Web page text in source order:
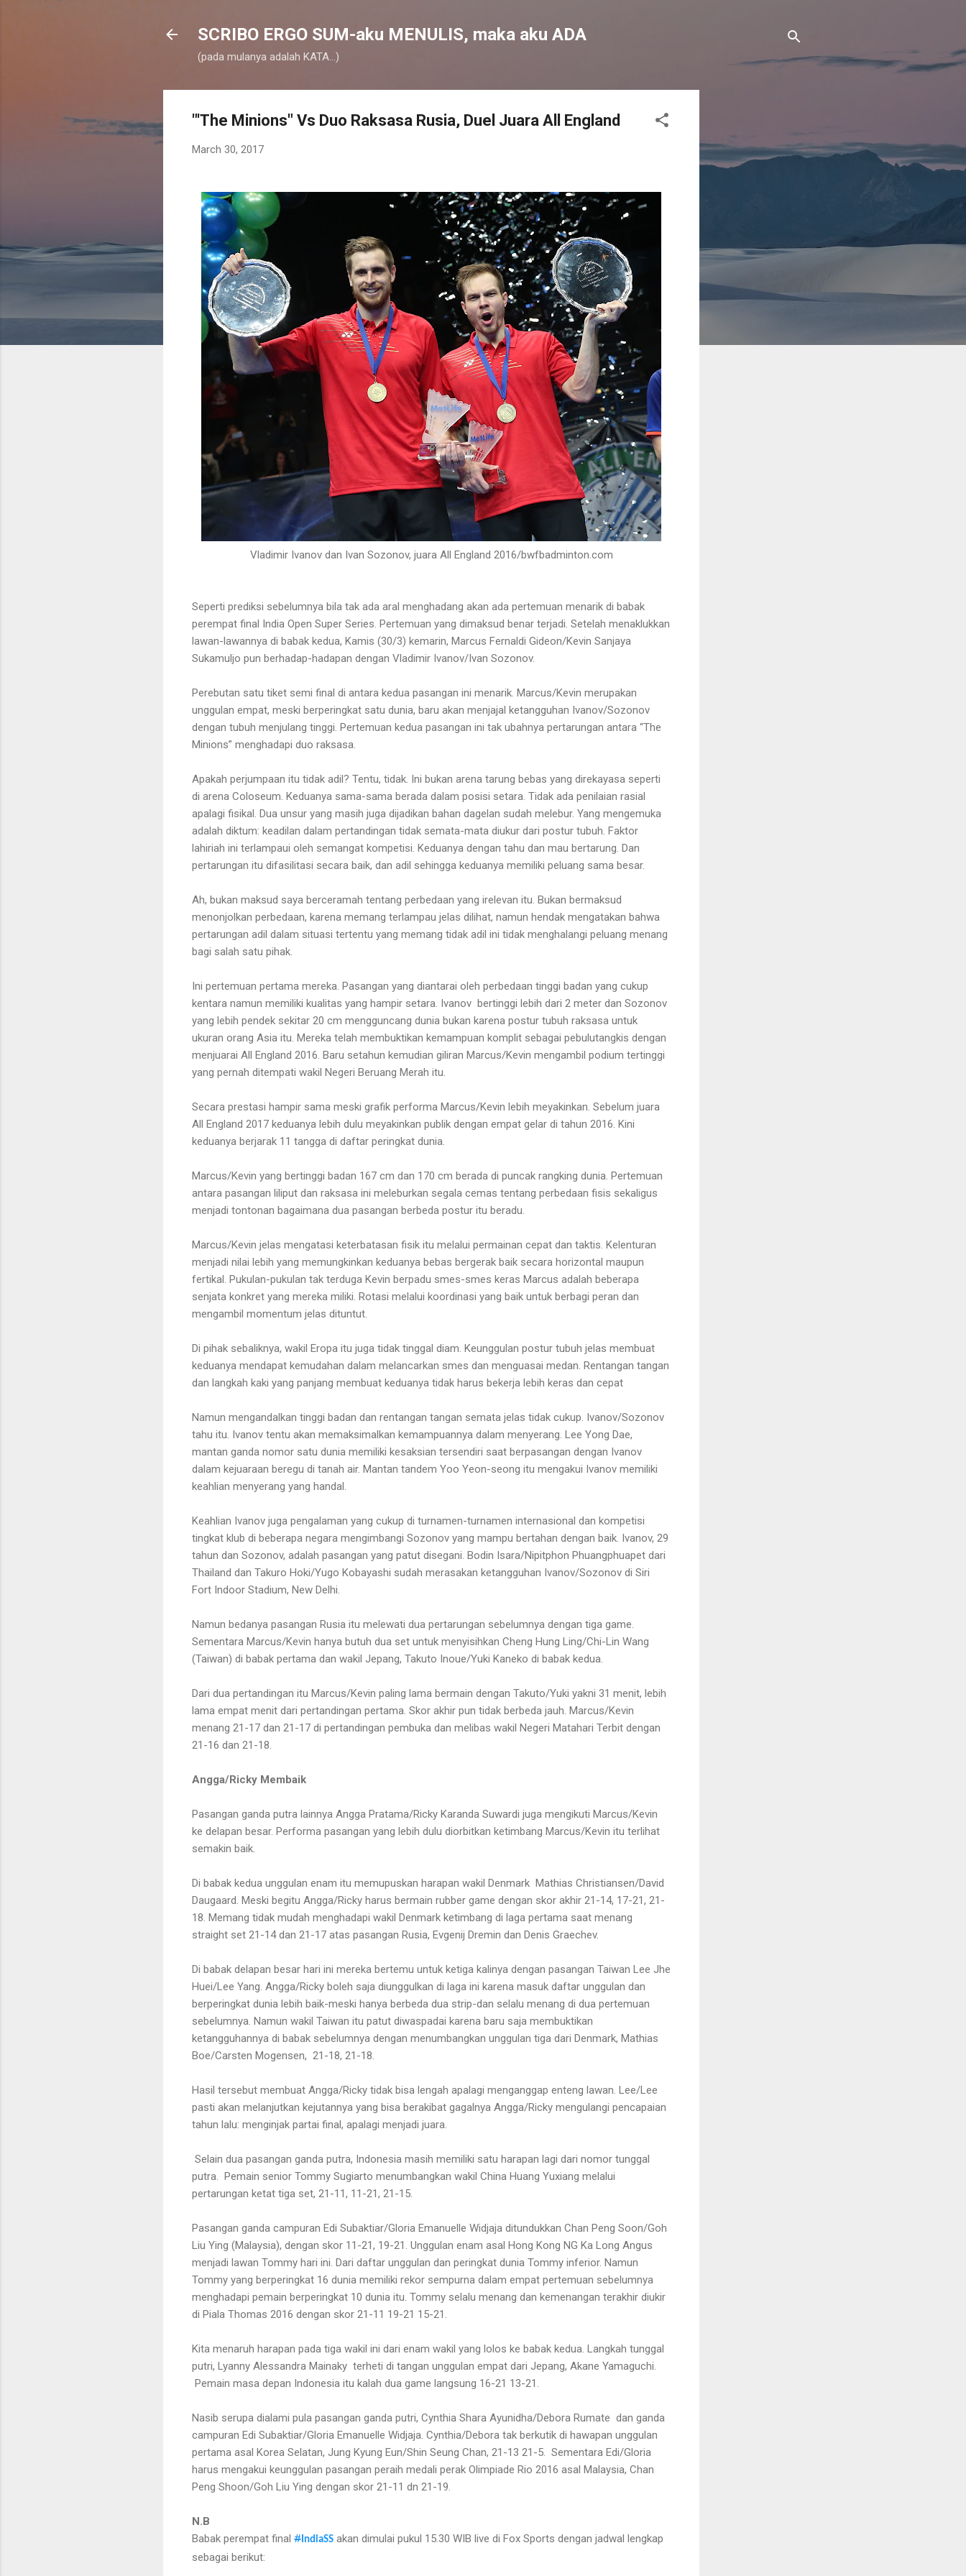
SCRIBO ERGO SUM-aku MENULIS, maka aku ADA
(pada mulanya adalah KATA...)
"'The Minions" Vs Duo Raksasa Rusia, Duel Juara All England
March 30, 2017
Vladimir Ivanov dan Ivan Sozonov, juara All England 2016/bwfbadminton.com
Seperti prediksi sebelumnya bila tak ada aral menghadang akan ada pertemuan menarik di babak
perempat final India Open Super Series. Pertemuan yang dimaksud benar terjadi. Setelah menaklukkan
lawan-lawannya di babak kedua, Kamis (30/3) kemarin, Marcus Fernaldi Gideon/Kevin Sanjaya
Sukamuljo pun berhadap-hadapan dengan Vladimir Ivanov/Ivan Sozonov.
Perebutan satu tiket semi final di antara kedua pasangan ini menarik. Marcus/Kevin merupakan
unggulan empat, meski berperingkat satu dunia, baru akan menjajal ketangguhan Ivanov/Sozonov
dengan tubuh menjulang tinggi. Pertemuan kedua pasangan ini tak ubahnya pertarungan antara “The
Minions” menghadapi duo raksasa.
Apakah perjumpaan itu tidak adil? Tentu, tidak. Ini bukan arena tarung bebas yang direkayasa seperti
di arena Coloseum. Keduanya sama-sama berada dalam posisi setara. Tidak ada penilaian rasial
apalagi fisikal. Dua unsur yang masih juga dijadikan bahan dagelan sudah melebur. Yang mengemuka
adalah diktum: keadilan dalam pertandingan tidak semata-mata diukur dari postur tubuh. Faktor
lahiriah ini terlampaui oleh semangat kompetisi. Keduanya dengan tahu dan mau bertarung. Dan
pertarungan itu difasilitasi secara baik, dan adil sehingga keduanya memiliki peluang sama besar.
Ah, bukan maksud saya berceramah tentang perbedaan yang irelevan itu. Bukan bermaksud
menonjolkan perbedaan, karena memang terlampau jelas dilihat, namun hendak mengatakan bahwa
pertarungan adil dalam situasi tertentu yang memang tidak adil ini tidak menghalangi peluang menang
bagi salah satu pihak.
Ini pertemuan pertama mereka. Pasangan yang diantarai oleh perbedaan tinggi badan yang cukup
kentara namun memiliki kualitas yang hampir setara. Ivanov bertinggi lebih dari 2 meter dan Sozonov
yang lebih pendek sekitar 20 cm mengguncang dunia bukan karena postur tubuh raksasa untuk
ukuran orang Asia itu. Mereka telah membuktikan kemampuan komplit sebagai pebulutangkis dengan
menjuarai All England 2016. Baru setahun kemudian giliran Marcus/Kevin mengambil podium tertinggi
yang pernah ditempati wakil Negeri Beruang Merah itu.
Secara prestasi hampir sama meski grafik performa Marcus/Kevin lebih meyakinkan. Sebelum juara
All England 2017 keduanya lebih dulu meyakinkan publik dengan empat gelar di tahun 2016. Kini
keduanya berjarak 11 tangga di daftar peringkat dunia.
Marcus/Kevin yang bertinggi badan 167 cm dan 170 cm berada di puncak rangking dunia. Pertemuan
antara pasangan liliput dan raksasa ini meleburkan segala cemas tentang perbedaan fisis sekaligus
menjadi tontonan bagaimana dua pasangan berbeda postur itu beradu.
Marcus/Kevin jelas mengatasi keterbatasan fisik itu melalui permainan cepat dan taktis. Kelenturan
menjadi nilai lebih yang memungkinkan keduanya bebas bergerak baik secara horizontal maupun
fertikal. Pukulan-pukulan tak terduga Kevin berpadu smes-smes keras Marcus adalah beberapa
senjata konkret yang mereka miliki. Rotasi melalui koordinasi yang baik untuk berbagi peran dan
mengambil momentum jelas dituntut.
Di pihak sebaliknya, wakil Eropa itu juga tidak tinggal diam. Keunggulan postur tubuh jelas membuat
keduanya mendapat kemudahan dalam melancarkan smes dan menguasai medan. Rentangan tangan
dan langkah kaki yang panjang membuat keduanya tidak harus bekerja lebih keras dan cepat
Namun mengandalkan tinggi badan dan rentangan tangan semata jelas tidak cukup. Ivanov/Sozonov
tahu itu. Ivanov tentu akan memaksimalkan kemampuannya dalam menyerang. Lee Yong Dae,
mantan ganda nomor satu dunia memiliki kesaksian tersendiri saat berpasangan dengan Ivanov
dalam kejuaraan beregu di tanah air. Mantan tandem Yoo Yeon-seong itu mengakui Ivanov memiliki
keahlian menyerang yang handal.
Keahlian Ivanov juga pengalaman yang cukup di turnamen-turnamen internasional dan kompetisi
tingkat klub di beberapa negara mengimbangi Sozonov yang mampu bertahan dengan baik. Ivanov, 29
tahun dan Sozonov, adalah pasangan yang patut disegani. Bodin Isara/Nipitphon Phuangphuapet dari
Thailand dan Takuro Hoki/Yugo Kobayashi sudah merasakan ketangguhan Ivanov/Sozonov di Siri
Fort Indoor Stadium, New Delhi.
Namun bedanya pasangan Rusia itu melewati dua pertarungan sebelumnya dengan tiga game.
Sementara Marcus/Kevin hanya butuh dua set untuk menyisihkan Cheng Hung Ling/Chi-Lin Wang
(Taiwan) di babak pertama dan wakil Jepang, Takuto Inoue/Yuki Kaneko di babak kedua.
Dari dua pertandingan itu Marcus/Kevin paling lama bermain dengan Takuto/Yuki yakni 31 menit, lebih
lama empat menit dari pertandingan pertama. Skor akhir pun tidak berbeda jauh. Marcus/Kevin
menang 21-17 dan 21-17 di pertandingan pembuka dan melibas wakil Negeri Matahari Terbit dengan
21-16 dan 21-18.
Angga/Ricky Membaik
Pasangan ganda putra lainnya Angga Pratama/Ricky Karanda Suwardi juga mengikuti Marcus/Kevin
ke delapan besar. Performa pasangan yang lebih dulu diorbitkan ketimbang Marcus/Kevin itu terlihat
semakin baik.
Di babak kedua unggulan enam itu memupuskan harapan wakil Denmark Mathias Christiansen/David
Daugaard. Meski begitu Angga/Ricky harus bermain rubber game dengan skor akhir 21-14, 17-21, 21-
18. Memang tidak mudah menghadapi wakil Denmark ketimbang di laga pertama saat menang
straight set 21-14 dan 21-17 atas pasangan Rusia, Evgenij Dremin dan Denis Graechev.
Di babak delapan besar hari ini mereka bertemu untuk ketiga kalinya dengan pasangan Taiwan Lee Jhe
Huei/Lee Yang. Angga/Ricky boleh saja diunggulkan di laga ini karena masuk daftar unggulan dan
berperingkat dunia lebih baik-meski hanya berbeda dua strip-dan selalu menang di dua pertemuan
sebelumnya. Namun wakil Taiwan itu patut diwaspadai karena baru saja membuktikan
ketangguhannya di babak sebelumnya dengan menumbangkan unggulan tiga dari Denmark, Mathias
Boe/Carsten Mogensen, 21-18, 21-18.
Hasil tersebut membuat Angga/Ricky tidak bisa lengah apalagi menganggap enteng lawan. Lee/Lee
pasti akan melanjutkan kejutannya yang bisa berakibat gagalnya Angga/Ricky mengulangi pencapaian
tahun lalu: menginjak partai final, apalagi menjadi juara.
Selain dua pasangan ganda putra, Indonesia masih memiliki satu harapan lagi dari nomor tunggal
putra.
Pemain senior Tommy Sugiarto menumbangkan wakil China Huang Yuxiang melalui
pertarungan ketat tiga set, 21-11, 11-21, 21-15.
Pasangan ganda campuran Edi Subaktiar/Gloria Emanuelle Widjaja ditundukkan Chan Peng Soon/Goh
Liu Ying (Malaysia), dengan skor 11-21, 19-21. Unggulan enam asal Hong Kong NG Ka Long Angus
menjadi lawan Tommy hari ini. Dari daftar unggulan dan peringkat dunia Tommy inferior. Namun
Tommy yang berperingkat 16 dunia memiliki rekor sempurna dalam empat pertemuan sebelumnya
menghadapi pemain berperingkat 10 dunia itu. Tommy selalu menang dan kemenangan terakhir diukir
di Piala Thomas 2016 dengan skor 21-11 19-21 15-21.
Kita menaruh harapan pada tiga wakil ini dari enam wakil yang lolos ke babak kedua. Langkah tunggal
putri, Lyanny Alessandra Mainaky terheti di tangan unggulan empat dari Jepang, Akane Yamaguchi.
Pemain masa depan Indonesia itu kalah dua game langsung 16-21 13-21.
Nasib serupa dialami pula pasangan ganda putri, Cynthia Shara Ayunidha/Debora Rumate dan ganda
campuran Edi Subaktiar/Gloria Emanuelle Widjaja. Cynthia/Debora tak berkutik di hawapan unggulan
pertama asal Korea Selatan, Jung Kyung Eun/Shin Seung Chan, 21-13 21-5.
Sementara Edi/Gloria
harus mengakui keunggulan pasangan peraih medali perak Olimpiade Rio 2016 asal Malaysia, Chan
Peng Shoon/Goh Liu Ying dengan skor 21-11 dn 21-19.
N.B
Babak perempat final # IndiaSS akan dimulai pukul 15.30 WIB live di Fox Sports dengan jadwal lengkap
sebagai berikut: